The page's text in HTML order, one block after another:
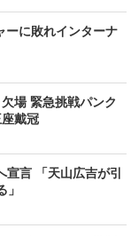
ーに敗れインターナ
場 緊急挑戦パンク
戴冠
宣言 「天山広吉が引